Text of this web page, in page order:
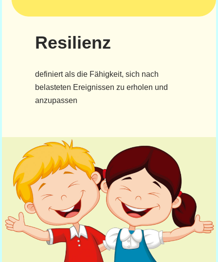
Resilienz
definiert als die Fähigkeit, sich nach
belasteten Ereignissen zu erholen und
anzupassen